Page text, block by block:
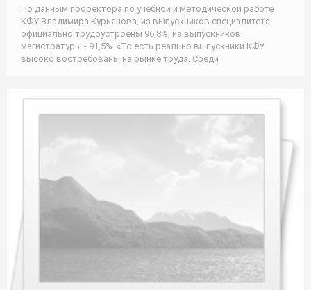
По данным проректора по учебной и методической работе
КФУ Владимира Курьянова, из выпускников специалитета
официально трудоустроены 96,8%, из выпускников
магистратуры - 91,5%. «То есть реально выпускники КФУ
высоко востребованы на рынке труда. Среди